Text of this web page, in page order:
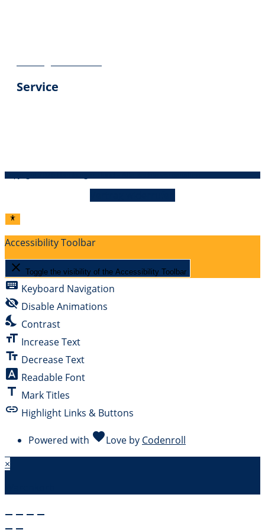
Service
Copyright 2026 Hamburger Hund – Alle Rechte vorbehalten
Accessibility Toolbar
close Toggle the visibility of the Accessibility Toolbar
keyboard Keyboard Navigation
visibility_off Disable Animations
nights_stay Contrast
format_size Increase Text
text_fields Decrease Text
font_download Readable Font
title Mark Titles
link Highlight Links & Buttons
Powered with favoriteLove by Codenroll
×